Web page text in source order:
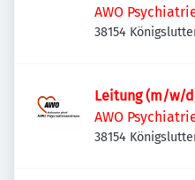
SUCHEN!
AWO
38154
Leitung (m/w/
AWO
38154